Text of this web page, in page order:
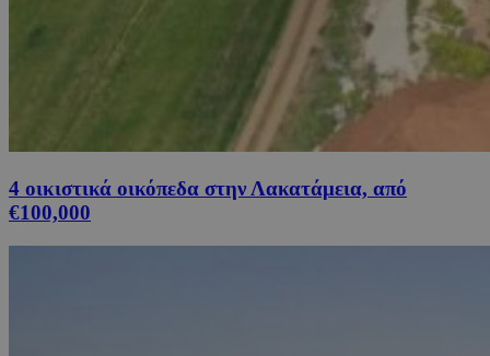
4 οικιστικά οικόπεδα στην Λακατάμεια, από
€100,000